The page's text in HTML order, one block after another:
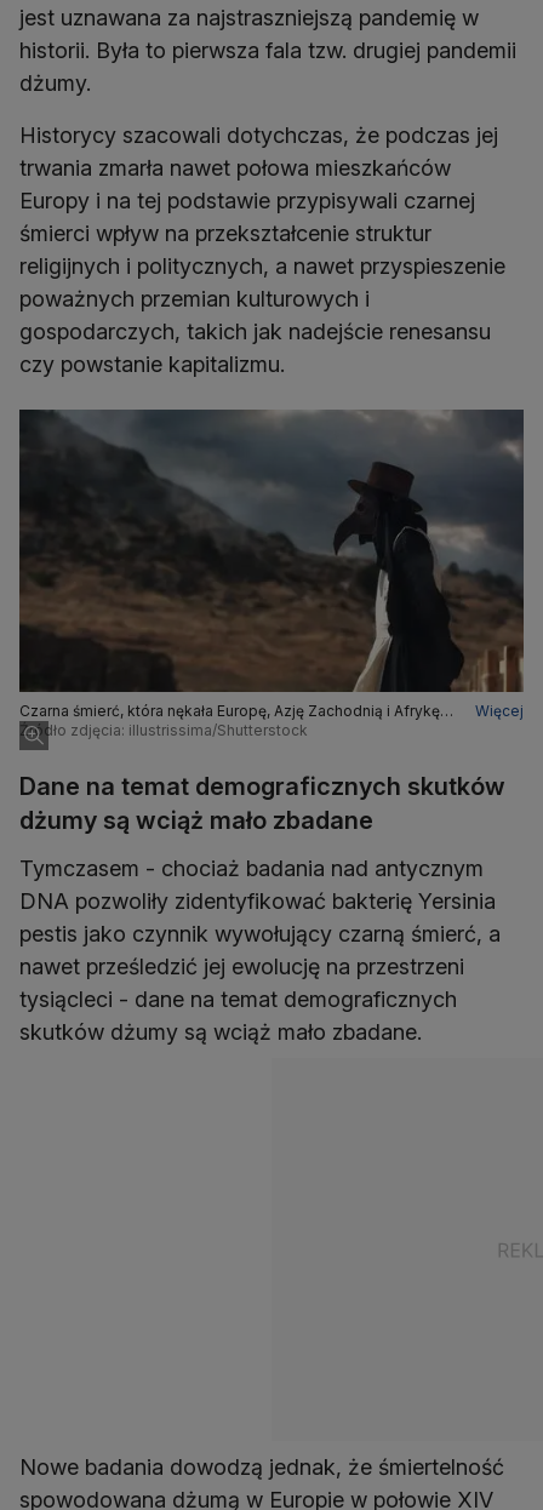
jest uznawana za najstraszniejszą pandemię w
historii. Była to pierwsza fala tzw. drugiej pandemii
Historycy szacowali dotychczas, że podczas jej
trwania zmarła nawet połowa mieszkańców
Europy i na tej podstawie przypisywali czarnej
śmierci wpływ na przekształcenie struktur
religijnych i politycznych, a nawet przyspieszenie
poważnych przemian kulturowych i
gospodarczych, takich jak nadejście renesansu
czy powstanie kapitalizmu.
Czarna śmierć, która nękała Europę, Azję Zachodnią i Afrykę
Północną w latach 1347-1352, jest uznawana za
najstraszniejszą pandemię w historii
Więcej
Źródło zdjęcia: illustrissima/Shutterstock
Dane na temat demograficznych skutków
dżumy są wciąż mało zbadane
Tymczasem - chociaż badania nad antycznym
DNA pozwoliły zidentyfikować bakterię Yersinia
pestis jako czynnik wywołujący czarną śmierć, a
nawet prześledzić jej ewolucję na przestrzeni
tysiącleci - dane na temat demograficznych
skutków dżumy są wciąż mało zbadane.
Nowe badania dowodzą jednak, że śmiertelność
spowodowana dżumą w Europie w połowie XIV